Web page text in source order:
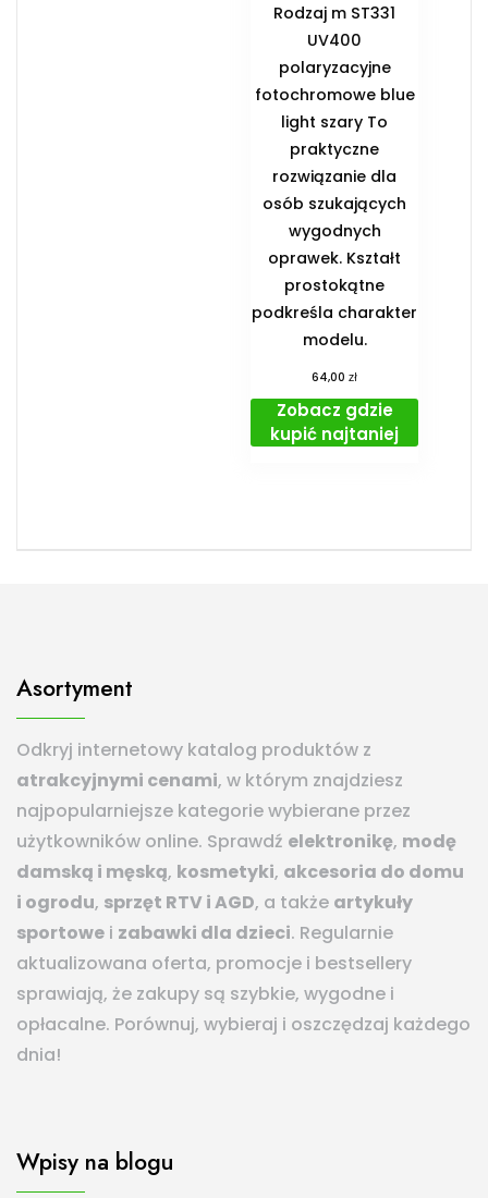
Rodzaj m ST331
UV400
polaryzacyjne
fotochromowe blue
light szary To
praktyczne
rozwiązanie dla
osób szukających
wygodnych
oprawek. Kształt
prostokątne
podkreśla charakter
modelu.
64,00zł
Zobacz gdzie
kupić najtaniej
Asortyment
Odkryj internetowy katalog produktów z
atrakcyjnymi cenami, w którym znajdziesz
najpopularniejsze kategorie wybierane przez
użytkowników online. Sprawdź elektronikę, modę
damską i męską, kosmetyki, akcesoria do domu
i ogrodu, sprzęt RTV i AGD, a także artykuły
sportowe i zabawki dla dzieci. Regularnie
aktualizowana oferta, promocje i bestsellery
sprawiają, że zakupy są szybkie, wygodne i
opłacalne. Porównuj, wybieraj i oszczędzaj każdego
dnia!
Wpisy na blogu